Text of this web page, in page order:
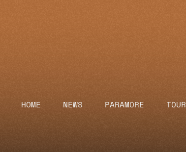
HOME NEWS PARAMORE TOUR